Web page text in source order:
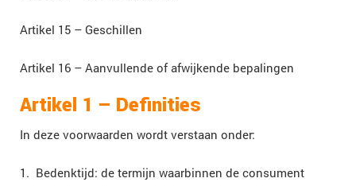
Artikel 15 – Geschillen
Artikel 16 – Aanvullende of afwijkende bepalingen
Artikel 1 – Definities
In deze voorwaarden wordt verstaan onder:
1. Bedenktijd: de termijn waarbinnen de consument